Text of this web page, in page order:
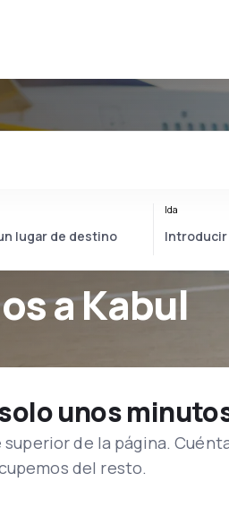
a Kabul
Ida
unos
de la página.
del resto.